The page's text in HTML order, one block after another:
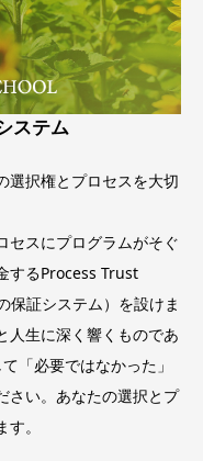
ステム
選択権とプロセスを大切
セスにプログラムがそぐ
するProcess Trust
保証システム）を設けま
人生に深く響くものであ
「必要ではなかった」
さい。あなたの選択とプ
。